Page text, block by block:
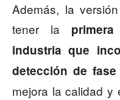
Además, la
tener la
industria que
detección de
mejora la calidad y